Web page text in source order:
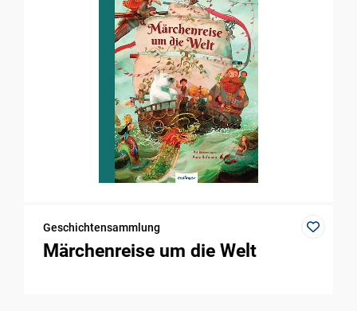
Geschichtensammlung
Märchenreise um die Welt